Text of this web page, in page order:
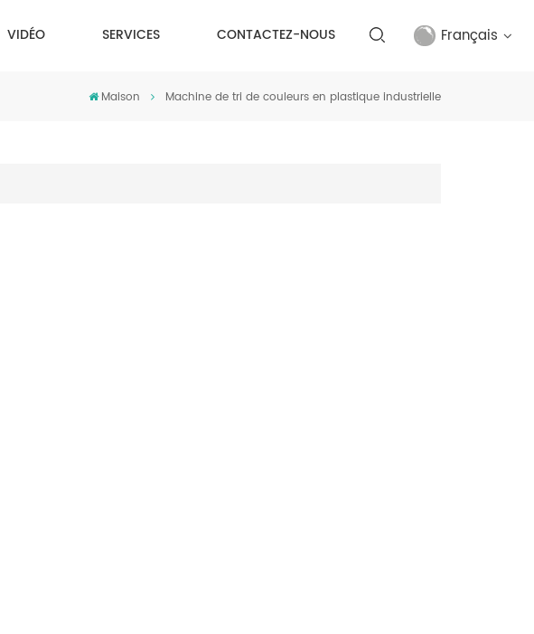
VIDÉO SERVICES CONTACTEZ-NOUS Français
Maison Machine de tri de couleurs en plastique industrielle